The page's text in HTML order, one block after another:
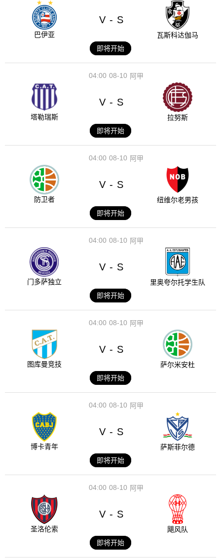
巴伊亚
V - S
瓦斯科达伽马
即将开始
08-10
04:00 阿甲
塔勒瑞斯
V - S
拉努斯
即将开始
08-10
04:00 阿甲
防卫者
V - S
纽维尔老男孩
即将开始
08-10
04:00 阿甲
门多萨独立
V - S
里奥夸尔托学生队
即将开始
08-10
04:00 阿甲
图库曼竞技
V - S
萨尔米安杜
即将开始
08-10
04:00 阿甲
博卡青年
V - S
萨斯菲尔德
即将开始
08-10
04:00 阿甲
圣洛伦索
V - S
飓风队
即将开始